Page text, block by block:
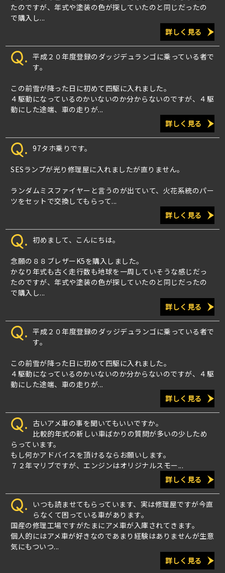
たのですが、年式や塗装の色が探していたのと同じだったの
で購入し...
詳しく見る
Q. 平成２０年度登録のダッジデュランゴに乗っている者で
す。
この前雪が降った日に初めて四駆に入れました。
４駆動になっているのかいないのか分からないのですが、４駆
動にした途端、車の走りが...
詳しく見る
Q. 97タホ乗りです。
SESランプが光り修理屋に入れましたが直りません。
ランダムミスファイヤーと言うのが出ていて、火花系統のパー
ツをセットで交換してもらって...
詳しく見る
Q. 初めまして、こんにちは。
念願の８８ブレザーK5を購入しました。
かなり年式も古く走行数も地球を一周していそうな感じだっ
たのですが、年式や塗装の色が探していたのと同じだったの
で購入し...
詳しく見る
Q. 平成２０年度登録のダッジデュランゴに乗っている者で
す。
この前雪が降った日に初めて四駆に入れました。
４駆動になっているのかいないのか分からないのですが、４駆
動にした途端、車の走りが...
詳しく見る
Q. 古いアメ車の事を聞いてもいいですか。
比較的年式の新しい車ばかりの質問が多いの少しため
らっています。
もし何かアドバイスを頂けるならお願いします。
７２年マリブですが、エンジンはオリジナルスモー...
詳しく見る
Q. いつも読ませてもらっています、実は修理屋ですが今直
らなくて困っている車があります。
国産の修理工場ですがたまにアメ車が入庫されてきます。
個人的にはアメ車が好きなのであまり経験はありませんが生意
気にもついつ...
詳しく見る